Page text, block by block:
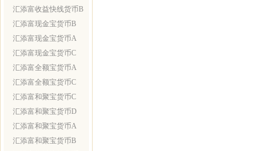
汇添富收益快线货币B
汇添富现金宝货币B
汇添富现金宝货币A
汇添富现金宝货币C
汇添富全额宝货币A
汇添富全额宝货币C
汇添富和聚宝货币C
汇添富和聚宝货币D
汇添富和聚宝货币A
汇添富和聚宝货币B